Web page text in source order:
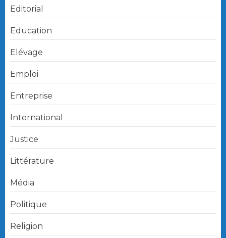
Editorial
Education
Elévage
Emploi
Entreprise
International
Justice
Littérature
Média
Politique
Religion